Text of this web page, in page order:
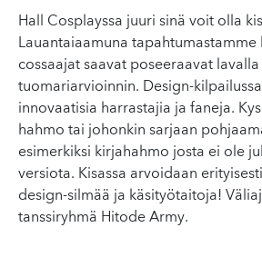
Hall Cosplayssa juuri sinä voit olla
Lauantaiaamuna
cossaajat saavat poseeraavat
tuomariarvioinnin. Design-
innovaatisia harrastajia ja faneja.
hahmo tai johonkin sarjaan
esimerkiksi kirjahahmo josta ei ole
versiota. Kisassa arvoidaan
design-silmää ja käsityötaitoja!
tanssiryhmä Hitode Army.